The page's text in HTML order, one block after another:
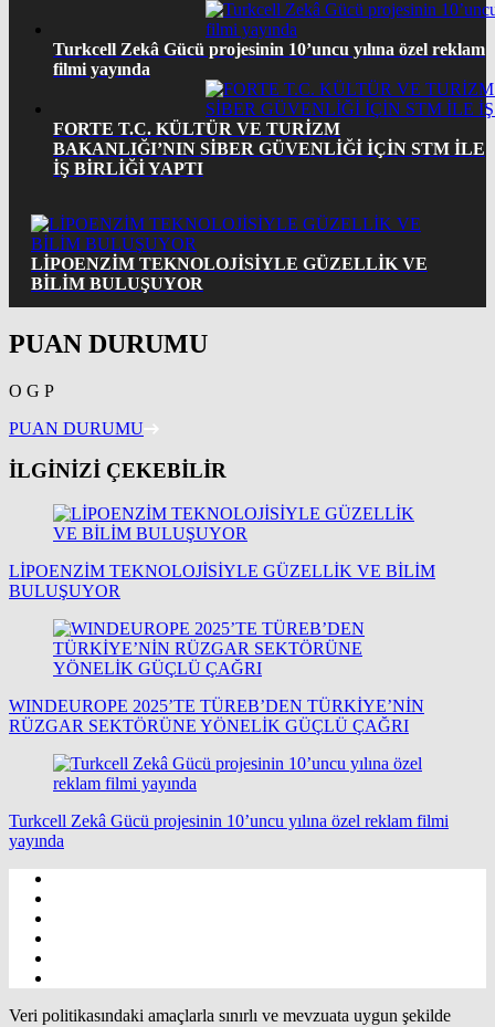
Turkcell Zekâ Gücü projesinin 10’uncu yılına özel reklam
filmi yayında
FORTE T.C. KÜLTÜR VE TURİZM
BAKANLIĞI’NIN SİBER GÜVENLİĞİ İÇİN STM İLE
İŞ BİRLİĞİ YAPTI
LİPOENZİM TEKNOLOJİSİYLE GÜZELLİK VE
BİLİM BULUŞUYOR
PUAN DURUMU
O G P
PUAN DURUMU
İLGİNİZİ ÇEKEBİLİR
LİPOENZİM TEKNOLOJİSİYLE GÜZELLİK VE BİLİM
BULUŞUYOR
WINDEUROPE 2025’TE TÜREB’DEN TÜRKİYE’NİN
RÜZGAR SEKTÖRÜNE YÖNELİK GÜÇLÜ ÇAĞRI
Turkcell Zekâ Gücü projesinin 10’uncu yılına özel reklam filmi
yayında
Veri politikasındaki amaçlarla sınırlı ve mevzuata uygun şekilde